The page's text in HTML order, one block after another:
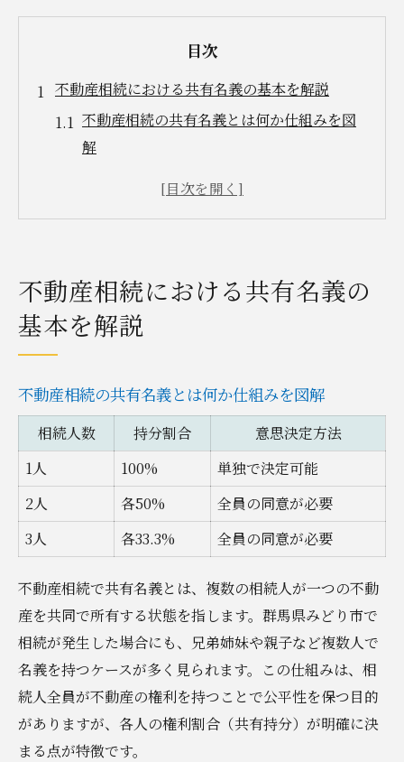
目次
不動産相続における共有名義の基本を解説
不動産相続の共有名義とは何か仕組みを図
解
共有名義で不動産相続する場合の特徴
識
共有名義にする際の相続手続きの流れ
共有名義で相続する際の注意点とは
共有名義の不動産相続で起こりやすいトラ
ブル例
不動産相続における共有者間の合意形成の
難しさ
共有名義の相続で注意したい税金面のポイ
ント
相続後の不動産管理に必要な手続きとは
共有名義を選ぶリスクを回避する方法
相続手続きで共有名義を選ぶ場合の落とし穴
相続で共有名義を選ぶときの失敗事例一覧
共有名義不動産の売却が難しくなる理由
次世代相続で共有名義がもたらす複雑化
不動産相続の共有持分割合の決め方
不動産相続における共有名義の
基本を解説
不動産相続の共有名義とは何か仕組みを図解
相続人数 持分割合
意思決定方法
1人
100%
単独で決定可能
2人
各50%
全員の同意が必要
3人
各33.3% 全員の同意が必要
不動産相続で共有名義とは、複数の相続人が一つの不動
産を共同で所有する状態を指します。群馬県みどり市で
相続が発生した場合にも、兄弟姉妹や親子など複数人で
名義を持つケースが多く見られます。この仕組みは、相
続人全員が不動産の権利を持つことで公平性を保つ目的
がありますが、各人の権利割合（共有持分）が明確に決
まる点が特徴です。